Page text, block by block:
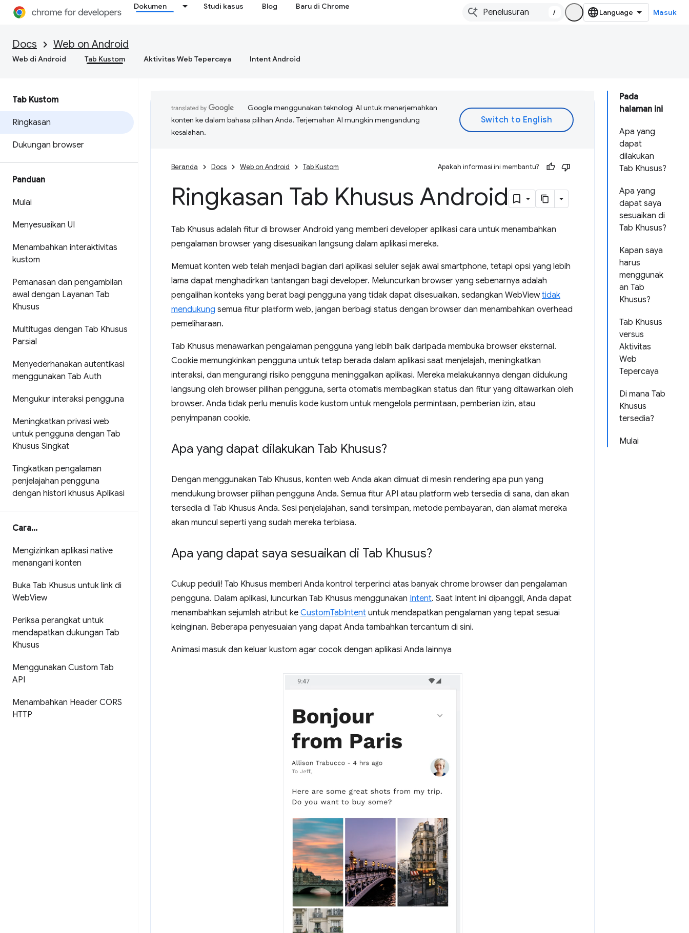
Dokumen Studi kasus Blog Baru di Chrome
/ Masuk
Docs Web on Android
Web di Android Tab Kustom Aktivitas Web Tepercaya Intent Android
Tab Kustom
Ringkasan
Dukungan browser
Panduan
Mulai
Menyesuaikan UI
Menambahkan interaktivitas
kustom
Pemanasan dan pengambilan
awal dengan Layanan Tab
Khusus
Multitugas dengan Tab Khusus
Parsial
Menyederhanakan autentikasi
menggunakan Tab Auth
Mengukur interaksi pengguna
Meningkatkan privasi web
untuk pengguna dengan Tab
Khusus Singkat
Tingkatkan pengalaman
penjelajahan pengguna
dengan histori khusus Aplikasi
Cara...
Mengizinkan aplikasi native
menangani konten
Buka Tab Khusus untuk link di
WebView
Periksa perangkat untuk
mendapatkan dukungan Tab
Khusus
Menggunakan Custom Tab
API
Menambahkan Header CORS
HTTP
Pada
halaman ini
Apa yang
dapat
dilakukan
Tab Khusus?
Apa yang
dapat saya
sesuaikan di
Tab Khusus?
Kapan saya
harus
menggunak
an Tab
Khusus?
Tab Khusus
versus
Aktivitas
Web
Tepercaya
Di mana Tab
Khusus
tersedia?
Mulai
Google menggunakan teknologi AI untuk menerjemahkan
konten ke dalam bahasa pilihan Anda. Terjemahan AI mungkin mengandung
kesalahan.
Beranda Docs Web on Android Tab Kustom Apakah informasi ini membantu?
Ringkasan Tab Khusus Android
Tab Khusus adalah fitur di browser Android yang memberi developer aplikasi cara untuk menambahkan
pengalaman browser yang disesuaikan langsung dalam aplikasi mereka.
Memuat konten web telah menjadi bagian dari aplikasi seluler sejak awal smartphone, tetapi opsi yang lebih
lama dapat menghadirkan tantangan bagi developer. Meluncurkan browser yang sebenarnya adalah
pengalihan konteks yang berat bagi pengguna yang tidak dapat disesuaikan, sedangkan WebViewtidak
mendukung semua fitur platform web, jangan berbagi status dengan browser dan menambahkan overhead
pemeliharaan.
Tab Khusus menawarkan pengalaman pengguna yang lebih baik daripada membuka browser eksternal.
Cookie memungkinkan pengguna untuk tetap berada dalam aplikasi saat menjelajah, meningkatkan
interaksi, dan mengurangi risiko pengguna meninggalkan aplikasi. Mereka melakukannya dengan didukung
langsung oleh browser pilihan pengguna, serta otomatis membagikan status dan fitur yang ditawarkan oleh
browser. Anda tidak perlu menulis kode kustom untuk mengelola permintaan, pemberian izin, atau
penyimpanan cookie.
Apa yang dapat dilakukan Tab Khusus?
Dengan menggunakan Tab Khusus, konten web Anda akan dimuat di mesin rendering apa pun yang
mendukung browser pilihan pengguna Anda. Semua fitur API atau platform web tersedia di sana, dan akan
tersedia di Tab Khusus Anda. Sesi penjelajahan, sandi tersimpan, metode pembayaran, dan alamat mereka
akan muncul seperti yang sudah mereka terbiasa.
Apa yang dapat saya sesuaikan di Tab Khusus?
Cukup peduli! Tab Khusus memberi Anda kontrol terperinci atas banyak chrome browser dan pengalaman
pengguna. Dalam aplikasi, luncurkan Tab Khusus menggunakan Intent. Saat Intent ini dipanggil, Anda dapat
menambahkan sejumlah atribut ke CustomTabIntent untuk mendapatkan pengalaman yang tepat sesuai
keinginan. Beberapa penyesuaian yang dapat Anda tambahkan tercantum di sini.
Animasi masuk dan keluar kustom agar cocok dengan aplikasi Anda lainnya